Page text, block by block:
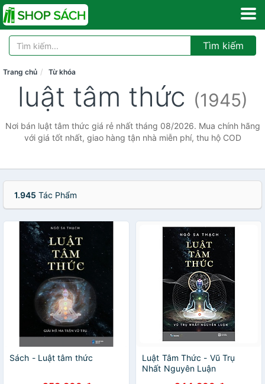
Tìm kiếm
Trang chủ Từ khóa
luật tâm thức (1945)
Nơi bán luật tâm thức giá rẻ nhất tháng 08/2026. Mua chính hãng
với giá tốt nhất, giao hàng tận nhà miễn phí, thu hộ COD
1.945 Tác Phẩm
Sách - Luật tâm thức
Luật Tâm Thức - Vũ Trụ
Nhất Nguyên Luận